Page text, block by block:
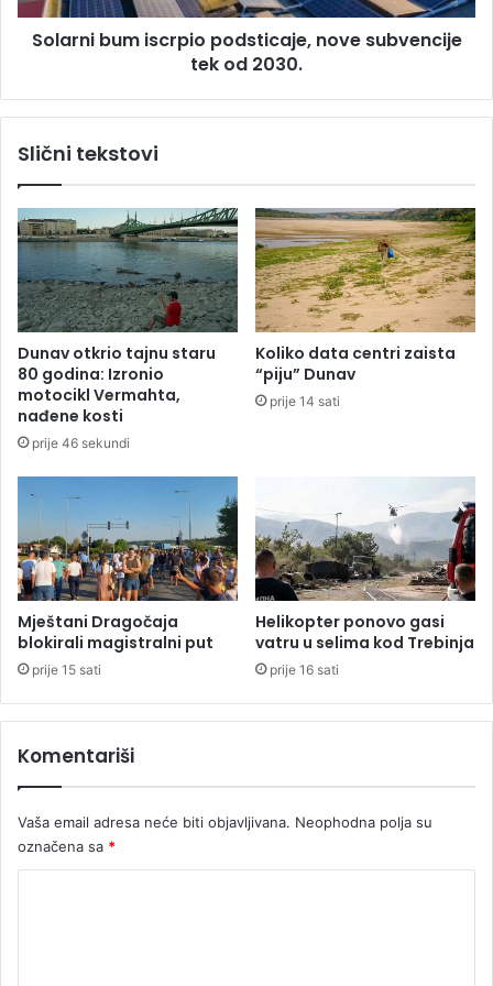
s
i
e
n
a
T
r
ž
n
i
c
i
d
u
o
2
0
K
M
p
k
l
r
a
m
u
p
p
o
d
s
t
c
a
j
e
n
e
s
u
b
v
e
c
j
e
k
o
Solarni bum iscrpio podsticaje, nove subvencije
tek od 2030.
Slični tekstovi
Dunav otkrio tajnu staru
80 godina: Izronio
motocikl Vermahta,
nađene kosti
prije 46 sekundi
Koliko data centri zaista
“piju” Dunav
prije 14 sati
Mještani Dragočaja
blokirali magistralni put
prije 15 sati
Helikopter ponovo gasi
vatru u selima kod Trebinja
prije 16 sati
Komentariši
Vaša email adresa neće biti objavljivana. Neophodna polja su
označena sa *